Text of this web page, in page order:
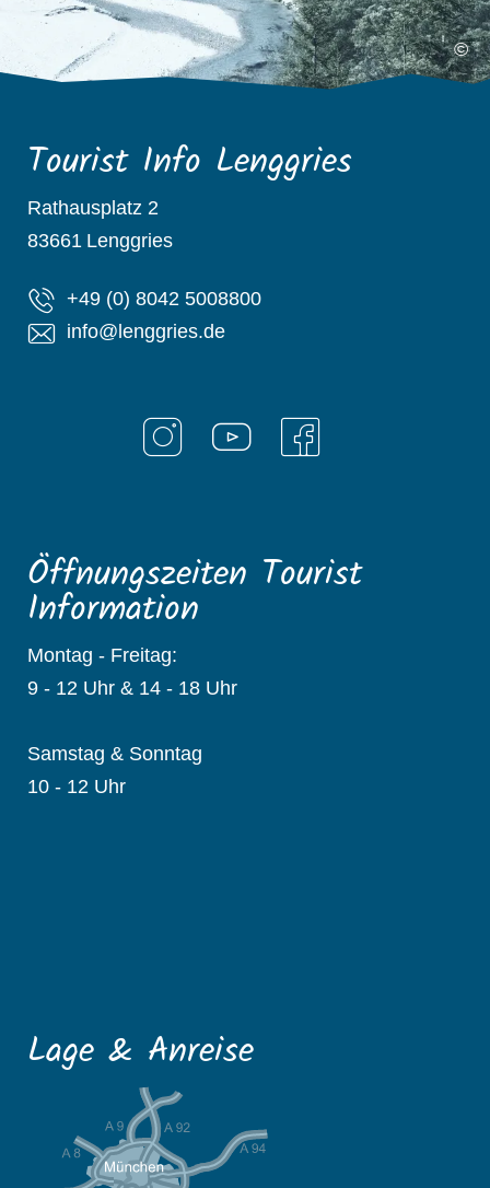
©
Tourist Info Lenggries
Rathausplatz 2
83661 Lenggries
+49 (0) 8042 5008800
info@lenggries.de
Öffnungszeiten Tourist
Information
Montag - Freitag:
9 - 12 Uhr & 14 - 18 Uhr
Samstag & Sonntag
10 - 12 Uhr
Lage & Anreise